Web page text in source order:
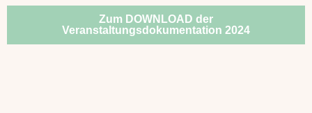
Zum DOWNLOAD der
Veranstaltungsdokumentation 2024